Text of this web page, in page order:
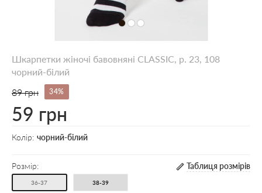
Шкарпетки жіночі бавовняні CLASSIC, р. 23, 108
чорний-білий
89 грн
34%
59 грн
Колір: чорний-білий
Розмір: Таблиця розмірів
36-37 38-39